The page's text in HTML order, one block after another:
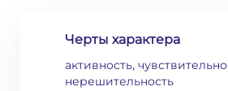
Черты характера
активность,
нерешительность